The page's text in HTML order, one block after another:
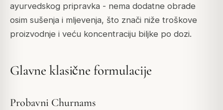
ayurvedskog pripravka - nema dodatne obrade
osim sušenja i mljevenja, što znači niže troškove
proizvodnje i veću koncentraciju biljke po dozi.
Glavne klasične formulacije
Probavni Churnams